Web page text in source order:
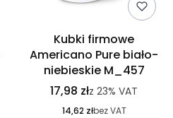
Kubki firmowe
Americano Pure biało-
niebieskie M_457
17,98 złz 23% VAT
14,62 złbez VAT